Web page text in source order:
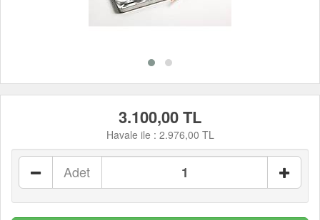
3.100,00 TL
Havale ile : 2.976,00 TL
Adet